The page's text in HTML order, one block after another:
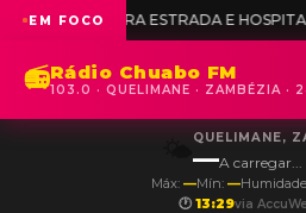
EM FOCO
ESTRADA E HOSPITAL DISTRITAL◆
📻Rádio Chuabo FM
103.0 · QUELIMANE · ZAMBÉZIA ·
QUELIMANE,
—A carregar...
Máx: —Mín: —
🕐 13:29via